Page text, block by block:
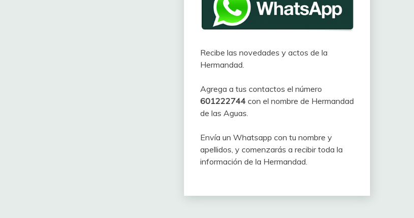
Recibe las novedades y actos de la
Hermandad.
Agrega a tus contactos el número
601222744con el nombre de Hermandad
de las Aguas.
Envía un Whatsapp con tu nombre y
apellidos, y comenzarás a recibir toda la
información de la Hermandad.